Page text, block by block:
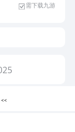
需下载九游
<<